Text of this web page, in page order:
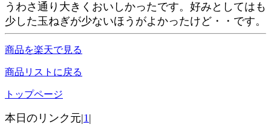
うわさ通り大きくおいしかったです。好みとしてはも
少した玉ねぎが少ないほうがよかったけど・・です。
商品を楽天で見る
商品リストに戻る
トップページ
本日のリンク元|1|